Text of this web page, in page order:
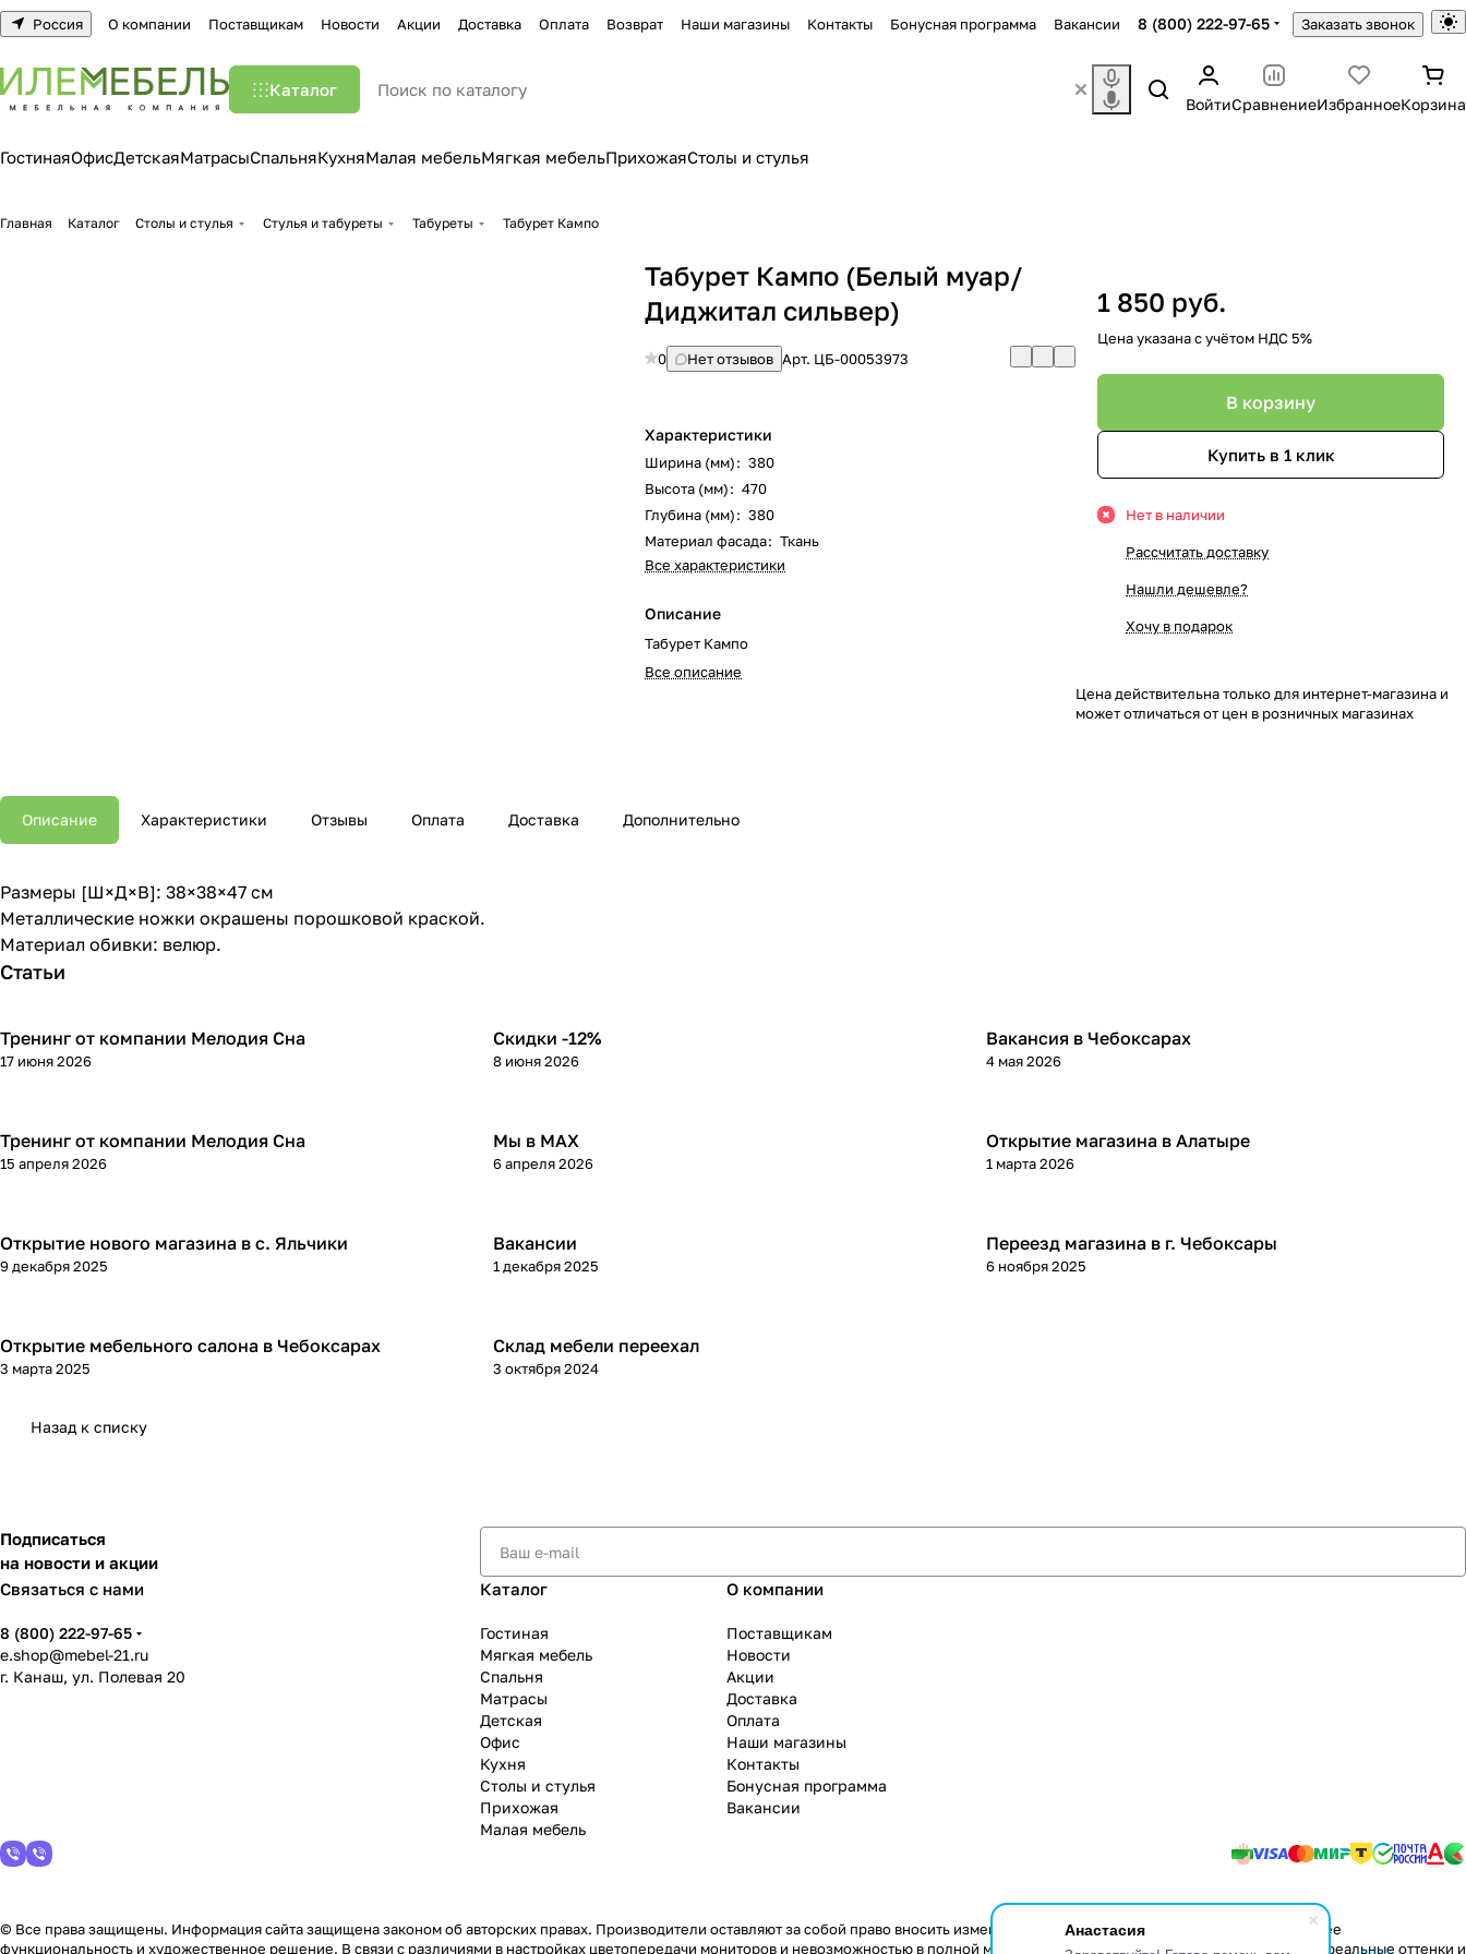
Анастасия
Россия О компании Поставщикам Новости Акции Доставка Оплата Возврат Наши магазины Контакты Бонусная программа Вакансии 8 (800) 222-97-65 Заказать звонок
Каталог
ВойтиСравнениеИзбранноеКорзина
ГостинаяОфисДетскаяМатрасыСпальняКухняМалая мебельМягкая мебельПрихожаяСтолы и стулья
Главная Каталог Столы и стулья Стулья и табуреты Табуреты Табурет Кампо
Табурет Кампо (Белый муар/
Диджитал сильвер)
0 Нет отзывов Арт. ЦБ-00053973
Характеристики
Ширина (мм): 380
Высота (мм): 470
Глубина (мм): 380
Материал фасада: Ткань
Все характеристики
Описание
Табурет Кампо
Все описание
1 850 руб.
Цена указана с учётом НДС 5%
В корзину
Купить в 1 клик
Нет в наличии
Рассчитать доставку
Нашли дешевле?
Хочу в подарок
Цена действительна только для интернет-магазина и
может отличаться от цен в розничных магазинах
Описание Характеристики Отзывы Оплата Доставка Дополнительно
Размеры [Ш×Д×В]: 38×38×47 см
Металлические ножки окрашены порошковой краской.
Материал обивки: велюр.
Статьи
Тренинг от компании Мелодия Сна
17 июня 2026
Скидки -12%
8 июня 2026
Вакансия в Чебоксарах
4 мая 2026
Тренинг от компании Мелодия Сна
15 апреля 2026
Мы в МАХ
6 апреля 2026
Открытие магазина в Алатыре
1 марта 2026
Открытие нового магазина в с. Яльчики
9 декабря 2025
Вакансии
1 декабря 2025
Переезд магазина в г. Чебоксары
6 ноября 2025
Открытие мебельного салона в Чебоксарах
3 марта 2025
Склад мебели переехал
3 октября 2024
Назад к списку
Подписаться
на новости и акции
Связаться с нами
8 (800) 222-97-65
e.shop@mebel-21.ru
г. Канаш, ул. Полевая 20
Каталог
Гостиная
Мягкая мебель
Спальня
Матрасы
Детская
Офис
Кухня
Столы и стулья
Прихожая
Малая мебель
О компании
Поставщикам
Новости
Акции
Доставка
Оплата
Наши магазины
Контакты
Бонусная программа
Вакансии
© Все права защищены. Информация сайта защищена законом об авторских правах. Производители оставляют за собой право вносить изменения в конструкцию изделий, не влияющие на ее
функциональность и художественное решение. В связи с различиями в настройках цветопередачи мониторов и невозможностью в полной мере передать некоторые свойства материалов, реальные оттенки и